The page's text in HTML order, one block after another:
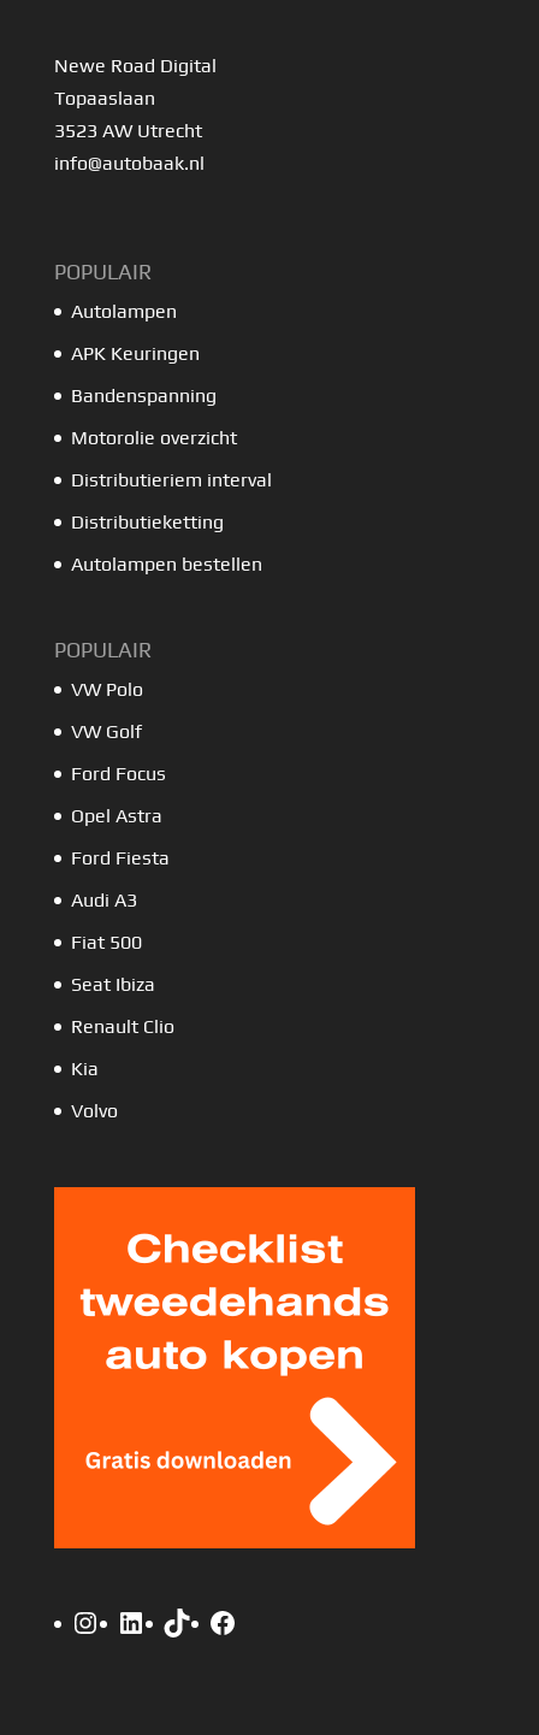
Newe Road Digital
Topaaslaan
3523 AW Utrecht
info@autobaak.nl
POPULAIR
Autolampen
APK Keuringen
Bandenspanning
Motorolie overzicht
Distributieriem interval
Distributieketting
Autolampen bestellen
POPULAIR
VW Polo
VW Golf
Ford Focus
Opel Astra
Ford Fiesta
Audi A3
Fiat 500
Seat Ibiza
Renault Clio
Kia
Volvo
Instagram
LinkedIn
TikTokFacebook